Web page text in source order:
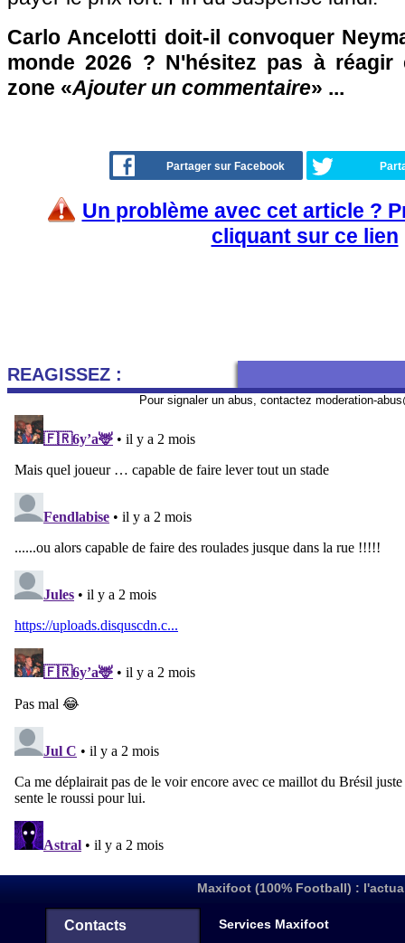
Carlo Ancelotti doit-il convoquer
monde 2026 ? N'hésitez pas à
zone «Ajouter un commentaire» ...
Partager sur Facebook
Un problème avec cet article ?
cliquant sur ce lien
REAGISSEZ :
Pour signaler un abus, contactez moderation-
Maxifoot (100% Football) :
Contacts Services Maxifoot